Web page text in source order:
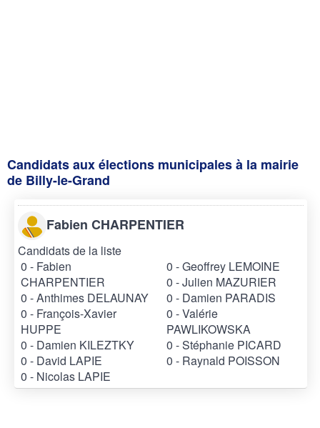
Candidats aux élections municipales à la mairie
de Billy-le-Grand
Fabien CHARPENTIER
Candidats de la liste
0 - Fabien
CHARPENTIER
0 - Anthimes DELAUNAY
0 - François-Xavier
HUPPE
0 - Damien KILEZTKY
0 - David LAPIE
0 - Nicolas LAPIE
0 - Geoffrey LEMOINE
0 - Julien MAZURIER
0 - Damien PARADIS
0 - Valérie
PAWLIKOWSKA
0 - Stéphanie PICARD
0 - Raynald POISSON